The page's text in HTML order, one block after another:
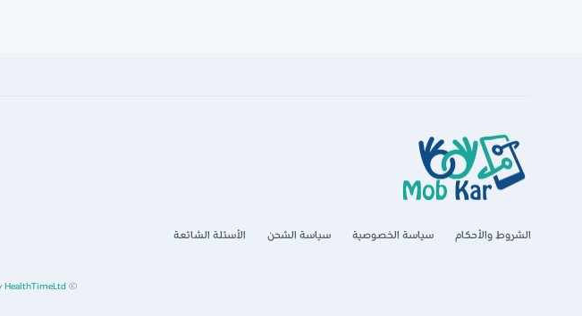
الشروط والأحكام سياسة الخصوصية سياسة الشحن الأسئلة الشائعة
© All rights reserved. Made by
HealthTimeLtd